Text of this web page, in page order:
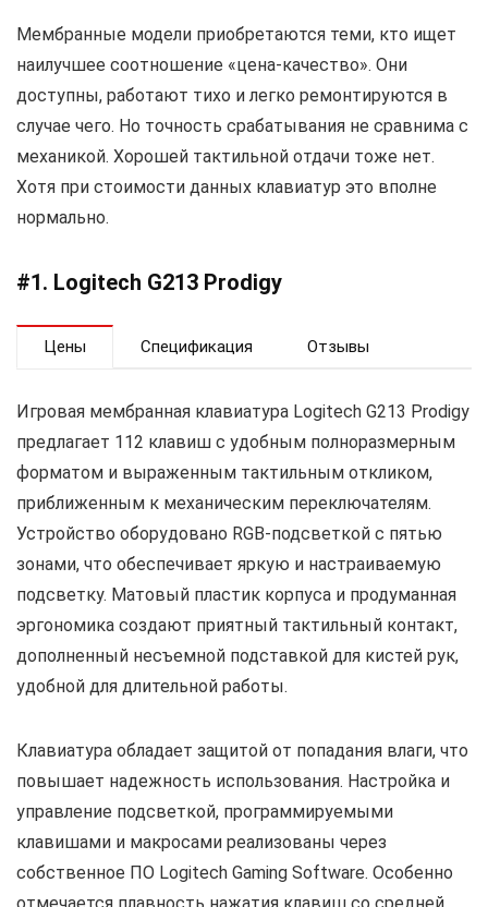
Мембранные модели приобретаются теми, кто ищет
наилучшее соотношение «цена-качество». Они
доступны, работают тихо и легко ремонтируются в
случае чего. Но точность срабатывания не сравнима с
механикой. Хорошей тактильной отдачи тоже нет.
Хотя при стоимости данных клавиатур это вполне
нормально.
#1. Logitech G213 Prodigy
Цены Спецификация Отзывы
Игровая мембранная клавиатура Logitech G213 Prodigy
предлагает 112 клавиш с удобным полноразмерным
форматом и выраженным тактильным откликом,
приближенным к механическим переключателям.
Устройство оборудовано RGB-подсветкой с пятью
зонами, что обеспечивает яркую и настраиваемую
подсветку. Матовый пластик корпуса и продуманная
эргономика создают приятный тактильный контакт,
дополненный несъемной подставкой для кистей рук,
удобной для длительной работы.
Клавиатура обладает защитой от попадания влаги, что
повышает надежность использования. Настройка и
управление подсветкой, программируемыми
клавишами и макросами реализованы через
собственное ПО Logitech Gaming Software. Особенно
отмечается плавность нажатия клавиш со средней